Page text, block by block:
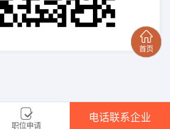
职位申请
电话联系企业